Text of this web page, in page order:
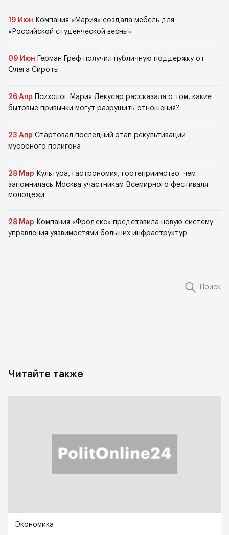
19 Июн Компания «Мария» создала мебель для
«Российской студенческой весны»
09 Июн
Герман Греф получил публичную поддержку от
Олега Сироты
26 Апр
Психолог Мария Декусар рассказала о том, какие
бытовые привычки могут разрушить отношения?
23 Апр Стартовал последний этап рекультивации
мусорного полигона
28 Мар Культура, гастрономия, гостеприимство: чем
запомнилась Москва участникам Всемирного фестиваля
молодежи
28 Мар Компания «Фродекс» представила новую систему
управления уязвимостями больших инфраструктур
Поиск
Читайте также
Экономика